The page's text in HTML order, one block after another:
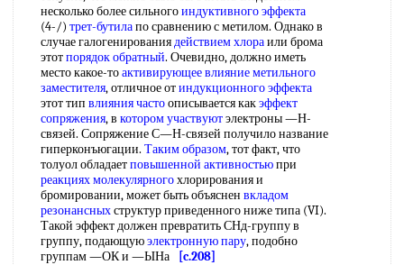
несколько более сильногоиндуктивного эффекта
(4-/) трет-бутилапо сравнению с метилом. Однако в
случае галогенированиядействием хлораили брома
этотпорядок обратный. Очевидно, должно иметь
место какое-тоактивирующее влияниеметильного
заместителя, отличное отиндукционного эффекта
этот тип влияния частоописывается какэффект
сопряжения, в котором участвуютэлектроны —Н-
связей. Сопряжение С—Н-связей получило название
гиперконъюгации. Таким образом, тот факт, что
толуол обладаетповышенной активностьюпри
реакциях молекулярногохлорирования и
бромировании, может быть объяснен вкладом
резонансныхструктур приведенного ниже типа (VI).
Такой эффект должен превратить СНд-группу в
группу, подающуюэлектронную пару, подобно
группам —ОК и —ЫНа
[c.208]